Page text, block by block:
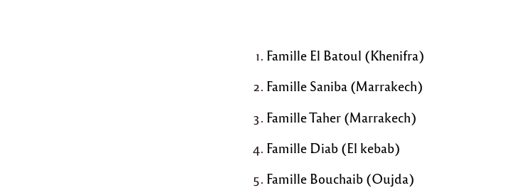
Famille El Batoul (Khenifra)
Famille Saniba (Marrakech)
Famille Taher (Marrakech)
Famille Diab (El kebab)
Famille Bouchaib (Oujda)